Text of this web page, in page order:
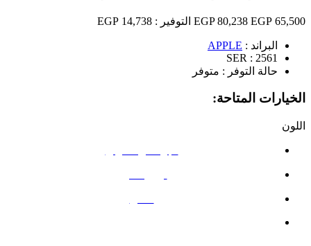
65,500 EGP
80,238 EGP التوفير : 14,738 EGP
البراند : APPLE
SER : 2561
حالة التوفر : متوفر
الخيارات المتاحة:
اللون